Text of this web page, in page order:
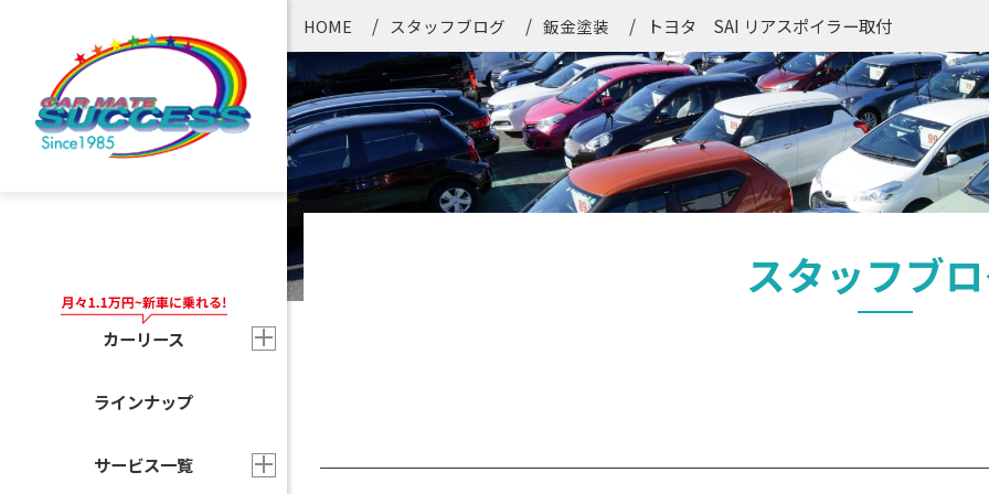
カーリース
ラインナップ
サービス一覧
HOME スタッフブログ 鈑金塗装 トヨタ SAI リアスポイラー取付
スタッフブ